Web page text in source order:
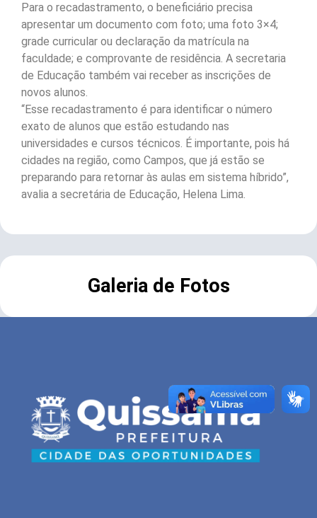
Para o recadastramento, o beneficiário precisa
apresentar um documento com foto; uma foto 3×4;
grade curricular ou declaração da matrícula na
faculdade; e comprovante de residência. A secretaria
de Educação também vai receber as inscrições de
novos alunos.
“Esse recadastramento é para identificar o número
exato de alunos que estão estudando nas
universidades e cursos técnicos. É importante, pois há
cidades na região, como Campos, que já estão se
preparando para retornar às aulas em sistema híbrido”,
avalia a secretária de Educação, Helena Lima.
Galeria de Fotos